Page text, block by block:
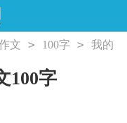
文 > 100字 >
我的
100字